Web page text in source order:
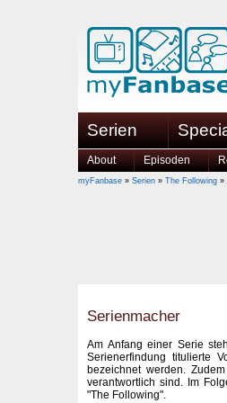
Serien
About Episoden
myFanbase » Serien » The Following »
Serienmacher
Am Anfang einer Serie
Serienerfindung titulierte
bezeichnet werden.
verantwortlich sind. Im
"The Following".